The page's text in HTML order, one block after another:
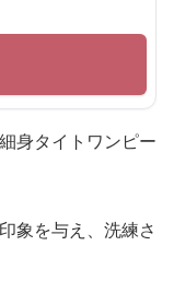
身タイトワンピー
象を与え、洗練さ